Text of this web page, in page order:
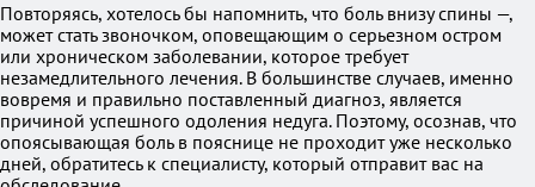
Повторяясь, хотелось бы напомнить, что боль внизу спины —,
может стать звоночком, оповещающим о серьезном остром
или хроническом заболевании, которое требует
незамедлительного лечения. В большинстве случаев, именно
вовремя и правильно поставленный диагноз, является
причиной успешного одоления недуга. Поэтому, осознав, что
опоясывающая боль в пояснице не проходит уже несколько
дней, обратитесь к специалисту, который отправит вас на